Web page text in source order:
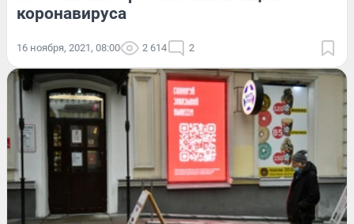
коронавируса
16 ноября, 2021, 08:00 2 614 2